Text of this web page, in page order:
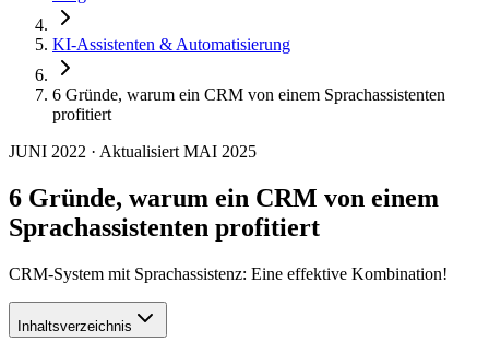
KI-Assistenten & Automatisierung
6 Gründe, warum ein CRM von einem Sprachassistenten
profitiert
JUNI 2022 · Aktualisiert MAI 2025
6 Gründe, warum ein CRM von einem
Sprachassistenten profitiert
CRM-System mit Sprachassistenz: Eine effektive Kombination!
Inhaltsverzeichnis